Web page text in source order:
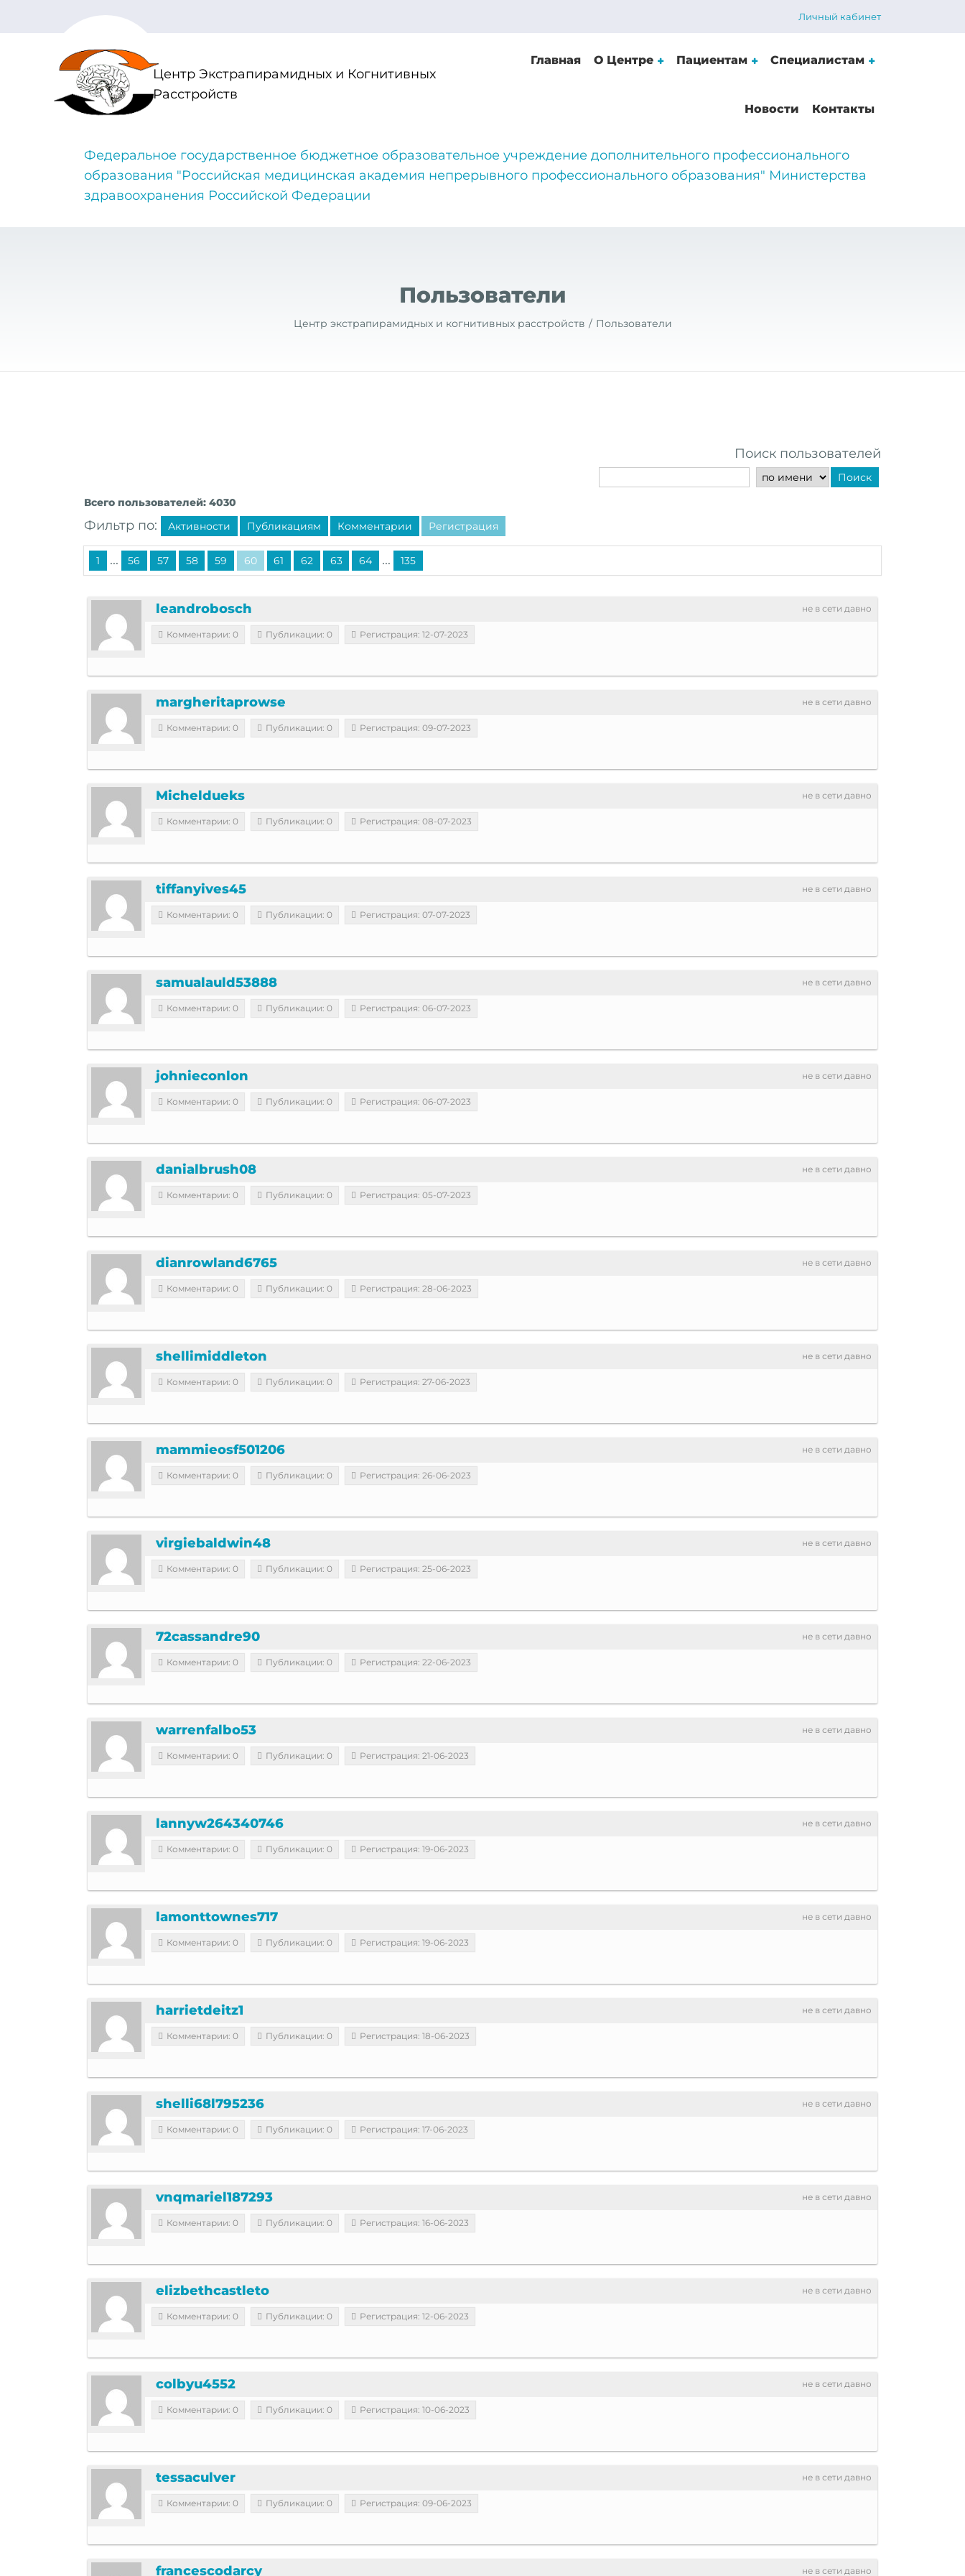
Личный кабинет
Центр Экстрапирамидных и Когнитивных
Расстройств
Главная О Центре Пациентам Специалистам
Новости Контакты
Федеральное государственное бюджетное образовательное учреждение дополнительного профессионального
образования "Российская медицинская академия непрерывного профессионального образования" Министерства
здравоохранения Российской Федерации
Пользователи
Центр экстрапирамидных и когнитивных расстройств Пользователи
Поиск пользователей
Поиск
Всего пользователей: 4030
Фильтр по: Активности Публикациям Комментарии Регистрация
1 ... 56 57 58 59 60 61 62 63 64 ... 135
не в сети давно
leandrobosch
Комментарии: 0 Публикации: 0 Регистрация: 12-07-2023
не в сети давно
margheritaprowse
Комментарии: 0 Публикации: 0 Регистрация: 09-07-2023
не в сети давно
Micheldueks
Комментарии: 0 Публикации: 0 Регистрация: 08-07-2023
не в сети давно
tiffanyives45
Комментарии: 0 Публикации: 0 Регистрация: 07-07-2023
не в сети давно
samualauld53888
Комментарии: 0 Публикации: 0 Регистрация: 06-07-2023
не в сети давно
johnieconlon
Комментарии: 0 Публикации: 0 Регистрация: 06-07-2023
не в сети давно
danialbrush08
Комментарии: 0 Публикации: 0 Регистрация: 05-07-2023
не в сети давно
dianrowland6765
Комментарии: 0 Публикации: 0 Регистрация: 28-06-2023
не в сети давно
shellimiddleton
Комментарии: 0 Публикации: 0 Регистрация: 27-06-2023
не в сети давно
mammieosf501206
Комментарии: 0 Публикации: 0 Регистрация: 26-06-2023
не в сети давно
virgiebaldwin48
Комментарии: 0 Публикации: 0 Регистрация: 25-06-2023
не в сети давно
72cassandre90
Комментарии: 0 Публикации: 0 Регистрация: 22-06-2023
не в сети давно
warrenfalbo53
Комментарии: 0 Публикации: 0 Регистрация: 21-06-2023
не в сети давно
lannyw264340746
Комментарии: 0 Публикации: 0 Регистрация: 19-06-2023
не в сети давно
lamonttownes717
Комментарии: 0 Публикации: 0 Регистрация: 19-06-2023
не в сети давно
harrietdeitz1
Комментарии: 0 Публикации: 0 Регистрация: 18-06-2023
не в сети давно
shelli68l795236
Комментарии: 0 Публикации: 0 Регистрация: 17-06-2023
не в сети давно
vnqmariel187293
Комментарии: 0 Публикации: 0 Регистрация: 16-06-2023
не в сети давно
elizbethcastleto
Комментарии: 0 Публикации: 0 Регистрация: 12-06-2023
не в сети давно
colbyu4552
Комментарии: 0 Публикации: 0 Регистрация: 10-06-2023
не в сети давно
tessaculver
Комментарии: 0 Публикации: 0 Регистрация: 09-06-2023
не в сети давно
francescodarcy